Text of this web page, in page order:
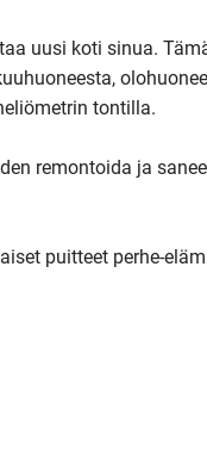
uusi koti sinua.
tontilla.
remontoida ja
puitteet perhe-